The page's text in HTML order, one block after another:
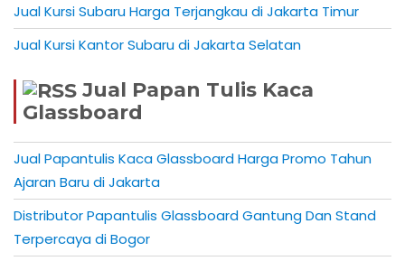
Jual Kursi Subaru Harga Terjangkau di Jakarta Timur
Jual Kursi Kantor Subaru di Jakarta Selatan
Jual Papan Tulis Kaca
Glassboard
Jual Papantulis Kaca Glassboard Harga Promo Tahun
Ajaran Baru di Jakarta
Distributor Papantulis Glassboard Gantung Dan Stand
Terpercaya di Bogor